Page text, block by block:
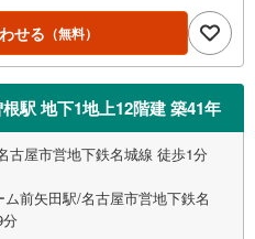
せる （無料）
駅 地下1地上12階建 築41年
古屋市営地下鉄名城線 徒歩1分
ム前矢田駅/名古屋市営地下鉄名